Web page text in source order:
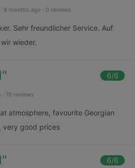
8 months ago · 0 reviews
Sehr freundlicher Service. Auf
wieder.
" 6/6
· 19 reviews
atmosphere, favourite Georgian
very good prices
" 6/6